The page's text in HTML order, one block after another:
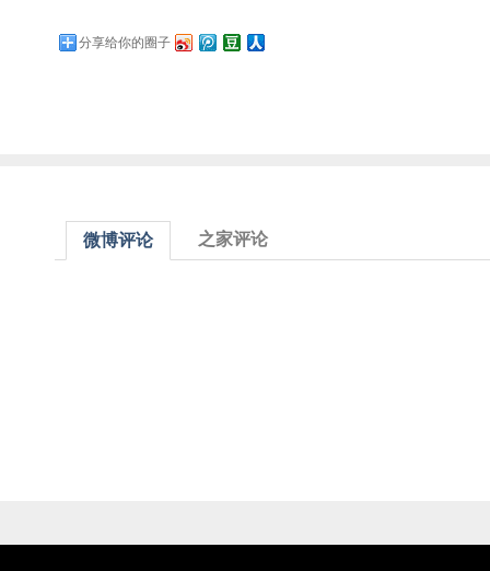
分享给你的圈子
微博评论 之家评论